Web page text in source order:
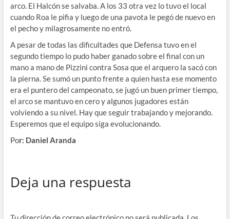
arco. El Halcón se salvaba. A los 33 otra vez lo tuvo el local
cuando Roa le pifia y luego de una pavota le pegó de nuevo en
el pecho y milagrosamente no entró.
A pesar de todas las dificultades que Defensa tuvo en el
segundo tiempo lo pudo haber ganado sobre el final con un
mano a mano de Pizzini contra Sosa que el arquero la sacó con
la pierna. Se sumó un punto frente a quien hasta ese momento
era el puntero del campeonato, se jugó un buen primer tiempo,
el arco se mantuvo en cero y algunos jugadores están
volviendo a su nivel. Hay que seguir trabajando y mejorando.
Esperemos que el equipo siga evolucionando.
Por: Daniel Aranda
Deja una respuesta